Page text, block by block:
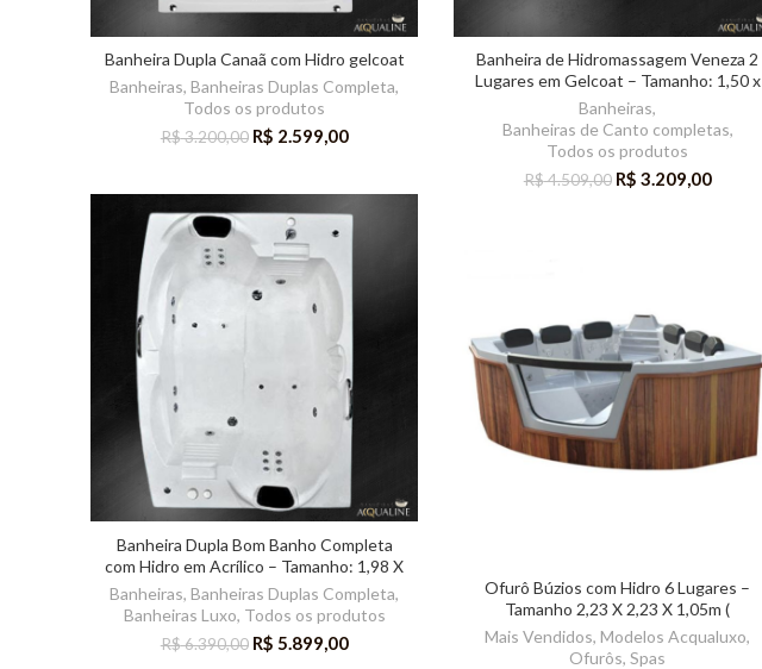
Banheira Dupla Canaã com Hidro gelcoat
Banheiras, Banheiras Duplas Completa,
Todos os produtos
R$3.200,00 R$ 2.599,00
Banheira de Hidromassagem Veneza 2
Lugares em Gelcoat – Tamanho: 1,50 x
1,50 x 0,55m
Banheiras,
Banheiras de Canto completas,
Todos os produtos
R$4.509,00 R$ 3.209,00
Banheira Dupla Bom Banho Completa
com Hidro em Acrílico – Tamanho: 1,98 X
1,42 X 0,51m
Banheiras, Banheiras Duplas Completa,
Banheiras Luxo, Todos os produtos
R$6.390,00 R$ 5.899,00
Ofurô Búzios com Hidro 6 Lugares –
Tamanho 2,23 X 2,23 X 1,05m (
AcquaLuxo )
Mais Vendidos, Modelos Acqualuxo,
Ofurôs,Spas